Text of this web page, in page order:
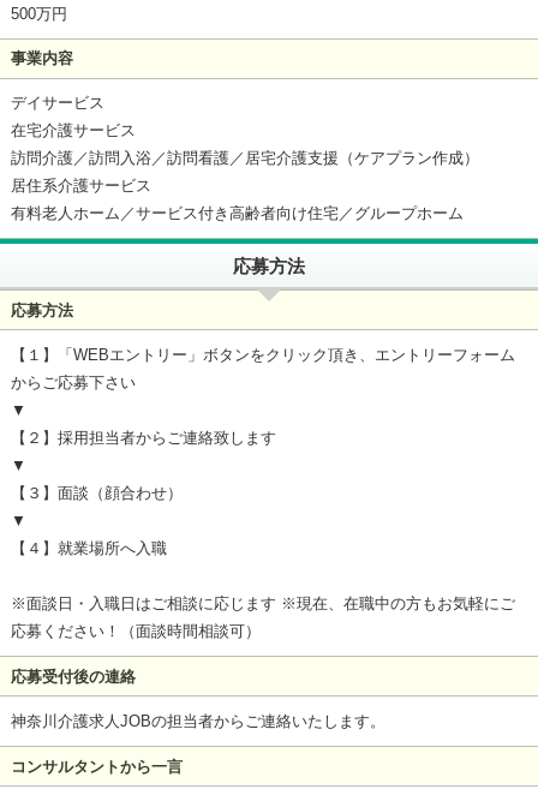
500万円
事業内容
デイサービス
在宅介護サービス
訪問介護／訪問入浴／訪問看護／居宅介護支援（ケアプラン作成）
居住系介護サービス
有料老人ホーム／サービス付き高齢者向け住宅／グループホーム
応募方法
応募方法
【１】「WEBエントリー」ボタンをクリック頂き、エントリーフォーム
からご応募下さい
▼
【２】採用担当者からご連絡致します
▼
【３】面談（顔合わせ）
▼
【４】就業場所へ入職
※面談日・入職日はご相談に応じます ※現在、在職中の方もお気軽にご
応募ください！（面談時間相談可）
応募受付後の連絡
神奈川介護求人JOBの担当者からご連絡いたします。
コンサルタントから一言